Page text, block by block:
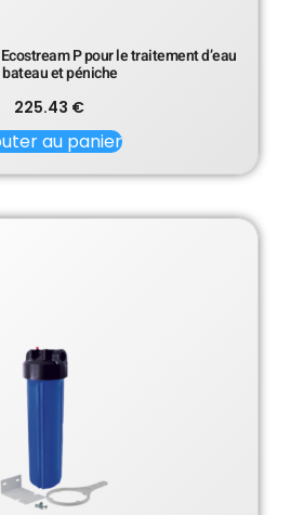
P pour le traitement d’eau
et péniche
225.43 €
au panier